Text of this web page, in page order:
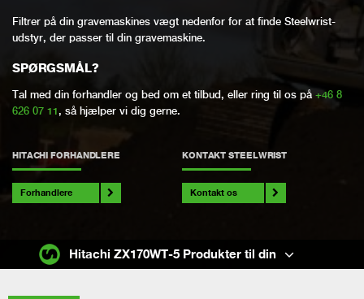
Filtrer på din gravemaskines vægt nedenfor for at finde Steelwrist-
udstyr, der passer til din gravemaskine.
SPØRGSMÅL?
Tal med din forhandler og bed om et tilbud, eller ring til os på +46 8
626 07 11, så hjælper vi dig gerne.
HITACHI FORHANDLERE
Forhandlere
KONTAKT STEELWRIST
Kontakt os
Hitachi ZX170WT-5 Produkter til din